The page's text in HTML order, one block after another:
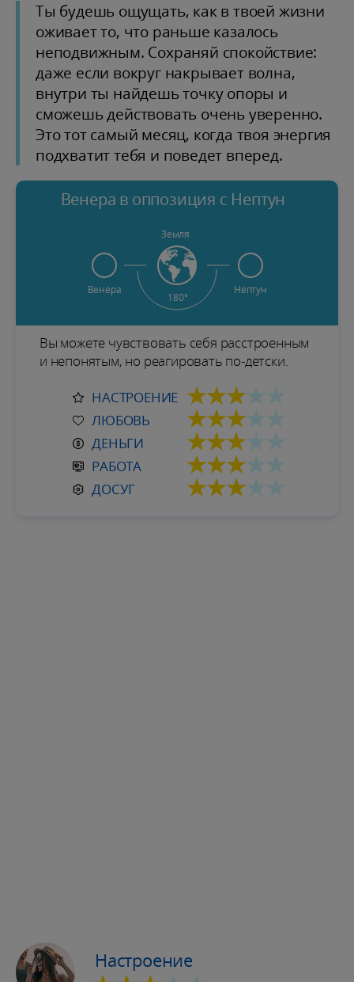
Ты будешь ощущать, как в твоей жизни
оживает то, что раньше казалось
неподвижным. Сохраняй спокойствие:
даже если вокруг накрывает волна,
внутри ты найдешь точку опоры и
сможешь действовать очень уверенно.
Это тот самый месяц, когда твоя энергия
подхватит тебя и поведет вперед.
Венера в оппозиция с Нептун
Земля
Венера Нептун
180°
Вы можете чувствовать себя расстроенным
и непонятым, но реагировать по-детски.
НАСТРОЕНИЕ ★★★★★
ЛЮБОВЬ ★★★★★
ДЕНЬГИ ★★★★★
РАБОТА ★★★★★
ДОСУГ ★★★★★
Настроение